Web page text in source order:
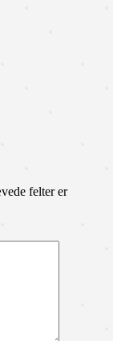
felter er